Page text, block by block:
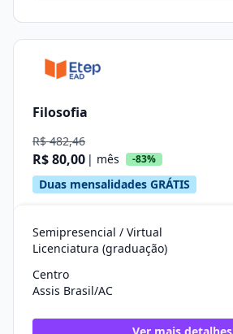
Filosofia
R$ 482,46
R$ 80,00 | mês -83%
Duas mensalidades GRÁTIS
Semipresencial / Virtual
Licenciatura (graduação)
Centro
Assis Brasil/AC